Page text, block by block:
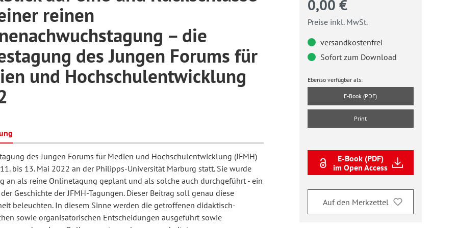
Schule und Unterricht
Arbeit
und Unterrichtsforschung
Erwachsenenbildung
Forum
für
reinen
– die
des Jungen Forums für
und Hochschulentwicklung
des Jungen Forums für Medien und Hochschulentwicklung (JFMH)
bis 13. Mai 2022 an der Philipps-Universität Marburg statt. Sie wurde
an als reine Onlinetagung geplant und als solche auch durchgeführt - ein
Geschichte der JFMH-Tagungen. Dieser Beitrag soll genau diese
beleuchten. In diesem Sinne werden die getroffenen didaktisch-
sowie organisatorischen Entscheidungen ausgeführt sowie
0,00 €
Preise inkl. MwSt.
versandkostenfrei
Sofort zum Download
Ebenso verfügbar als:
E-Book (PDF)
Print
E-Book (PDF)
im Open Access
Auf den Merkzettel